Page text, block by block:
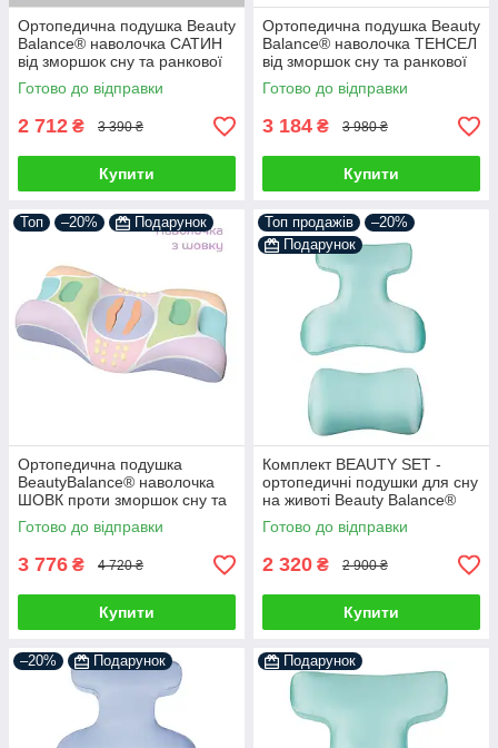
Ортопедична подушка Beauty
Balance® наволочка САТИН
від зморшок сну та ранкової
набряклості, айворі
Готово до відправки
2 712 ₴ 3 390 ₴
Купити
Ортопедична подушка Beauty
Balance® наволочка ТЕНСЕЛ
від зморшок сну та ранкової
набряклості, айворі
Готово до відправки
3 184 ₴ 3 980 ₴
Купити
Топ –20% Подарунок
Ортопедична подушка
BeautyBalance® наволочка
ШОВК проти зморшок сну та
ранкової набряклості, айворі
Готово до відправки
3 776 ₴ 4 720 ₴
Купити
Топ продажів
–20%
Подарунок
Комплект BEAUTY SET -
ортопедичні подушки для сну
на животі Beauty Balance®
(Face Pillow №1 & Roller
Pillow №2) шовк м'ята
Готово до відправки
2 320 ₴ 2 900 ₴
Купити
–20% Подарунок Подарунок